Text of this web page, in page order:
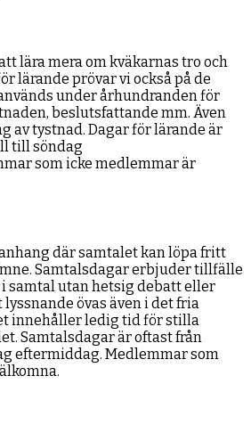
lära mera om kväkarnas tro och
lärande prövar vi också på de
under århundranden för
beslutsfattande mm. Även
av tystnad. Dagar för lärande är
till söndag
som icke medlemmar är
där samtalet kan löpa fritt
Samtalsdagar erbjuder tillfälle
samtal utan hetsig debatt eller
övas även i det fria
innehåller ledig tid för stilla
Samtalsdagar är oftast från
eftermiddag. Medlemmar som